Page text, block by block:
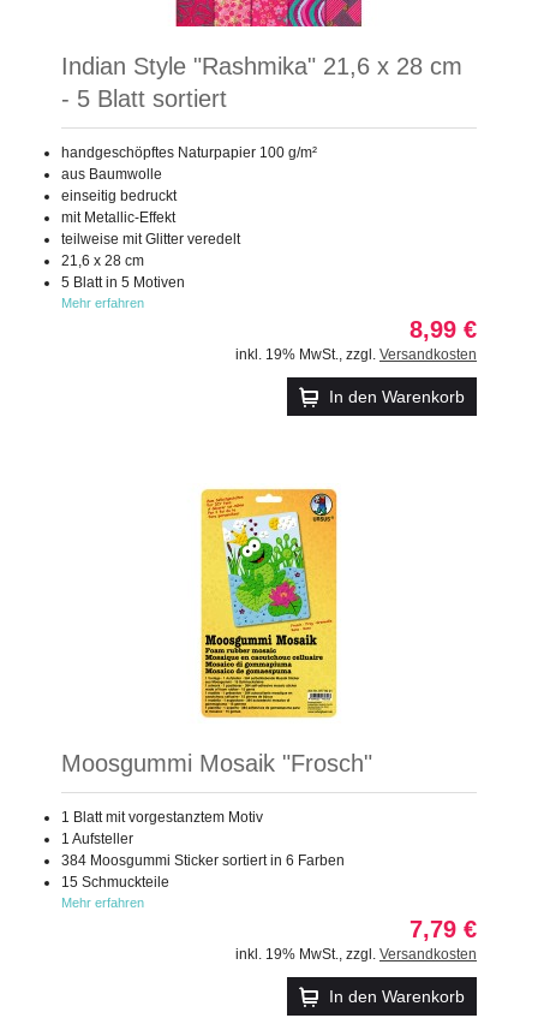
Indian Style "Rashmika" 21,6 x 28 cm
- 5 Blatt sortiert
handgeschöpftes Naturpapier 100 g/m²
aus Baumwolle
einseitig bedruckt
mit Metallic-Effekt
teilweise mit Glitter veredelt
21,6 x 28 cm
5 Blatt in 5 Motiven
Mehr erfahren
8,99 €
inkl. 19% MwSt. zzgl. Versandkosten
In den Warenkorb
Moosgummi Mosaik "Frosch"
1 Blatt mit vorgestanztem Motiv
1 Aufsteller
384 Moosgummi Sticker sortiert in 6 Farben
15 Schmuckteile
Mehr erfahren
7,79 €
inkl. 19% MwSt. zzgl. Versandkosten
In den Warenkorb